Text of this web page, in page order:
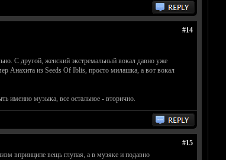
#14
С другой, женский экстремальный вокал давно уже
Анахита из Seeds Of Iblis, просто милашка, а вот вокал
именно музыка, все остальное - вторично.
#15
впринципе вещь глупая, а в музяке и подавно